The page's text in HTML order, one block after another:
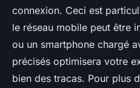
connexion. Ceci est
le réseau mobile peut être
ou un smartphone chargé
précisés optimisera votre
bien des tracas. Pour plus